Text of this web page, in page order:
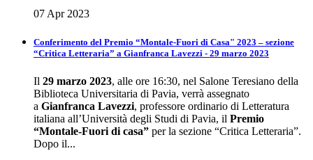
07 Apr 2023
Conferimento del Premio “Montale-Fuori di Casa" 2023 – sezione
“Critica Letteraria” a Gianfranca Lavezzi - 29 marzo 2023
Il 29 marzo 2023, alle ore 16:30, nel Salone Teresiano della
Biblioteca Universitaria di Pavia, verrà assegnato
a Gianfranca Lavezzi, professore ordinario di Letteratura
italiana all’Università degli Studi di Pavia, il Premio
“Montale-Fuori di casa” per la sezione “Critica Letteraria”.
Dopo il...